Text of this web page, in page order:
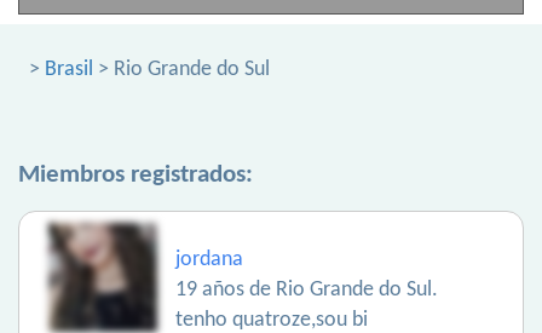
> Brasil > Rio Grande do Sul
Miembros registrados:
jordana
19 años de Rio Grande do Sul.
tenho quatroze,sou bi